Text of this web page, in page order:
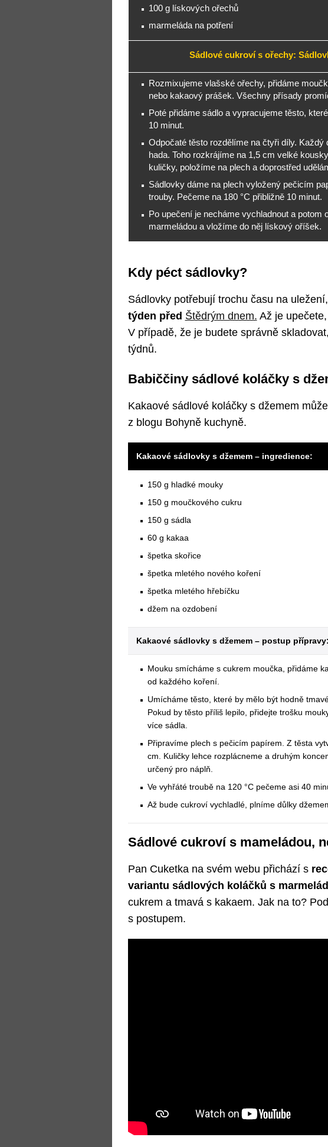
100 g lískových ořechů
marmeláda na potření
Sádlové cukroví s ořechy:
Rozmixujeme vlašské ořechy, přidáme
nebo kakaový prášek. Všechny přísady
Poté přidáme sádlo a vypracujeme těsto,
10 minut.
Odpočaté těsto rozdělíme na čtyři díly.
hada. Toho rozkrájíme na 1,5 cm velké
kuličky, položíme na plech a doprostřed
Sádlovky dáme na plech vyložený pečicím
trouby. Pečeme na 180 °C přibližně 10 minut.
Po upečení je necháme vychladnout a potom
marmeládou a vložíme do něj lískový oříšek.
Kdy péct sádlovky?
Sádlovky potřebují trochu času na
týden před Štědrým dnem. Až je
V případě, že je budete správně
týdnů.
Babiččiny sádlové koláčky s
Kakaové sádlové koláčky s džemem
z blogu Bohyně kuchyně.
Kakaové sádlovky s džemem – ingredience:
150 g hladké mouky
150 g moučkového cukru
150 g sádla
60 g kakaa
špetka skořice
špetka mletého nového koření
špetka mletého hřebíčku
džem na ozdobení
Kakaové sádlovky s džemem – postup přípravy:
Mouku smícháme s cukrem moučka, přidáme
od každého koření.
Umícháme těsto, které by mělo být hodně
Pokud by těsto příliš lepilo, přidejte trošku
více sádla.
Připravíme plech s pečicím papírem. Z těsta
cm. Kuličky lehce rozplácneme a druhým
určený pro náplň.
Ve vyhřáté troubě na 120 °C pečeme asi 40
Až bude cukroví vychladlé, plníme důlky
Sádlové cukroví s mameládou,
Pan Cuketka na svém webu přichází s
variantu sádlových koláčků s
cukrem a tmavá s kakaem. Jak na to?
s postupem.